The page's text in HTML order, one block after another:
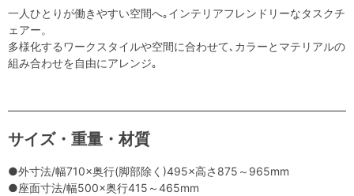
一人ひとりが働きやすい空間へ｡インテリアフレンドリーなタスクチ
ェアー。
多様化するワークスタイルや空間に合わせて､カラーとマテリアルの
組み合わせを自由にアレンジ｡
サイズ・重量・材質
●外寸法/幅710×奥行(脚部除く)495×高さ875～965mm
●座面寸法/幅500×奥行415～465mm